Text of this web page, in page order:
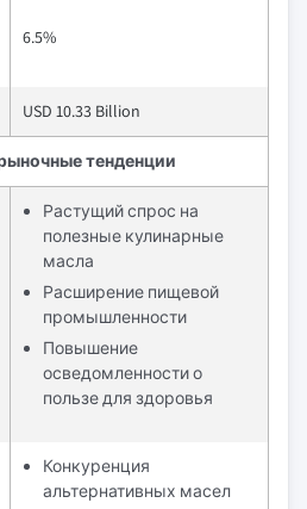
6.5%
USD 10.33 Billion
тенденции
Растущий спрос на
полезные кулинарные
масла
Расширение пищевой
промышленности
Повышение
осведомленности о
пользе для здоровья
Конкуренция
альтернативных масел